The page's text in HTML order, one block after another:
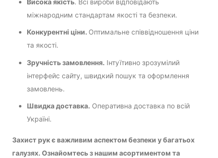
міжнародним стандартам якості та безпеки.
Конкурентні ціни. Оптимальне співвідношення ціни
та якості.
Зручність замовлення. Інтуїтивно зрозумілий
інтерфейс сайту, швидкий пошук та оформлення
замовлень.
Швидка доставка. Оперативна доставка по всій
Україні.
Захист рук є важливим аспектом безпеки у багатьох
галузях. Ознайомтесь з нашим асортиментом та